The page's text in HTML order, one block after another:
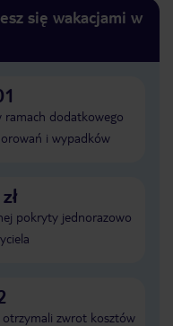
się wakacjami w
ramach dodatkowego
i wypadków
pokryty jednorazowo
zwrot kosztów